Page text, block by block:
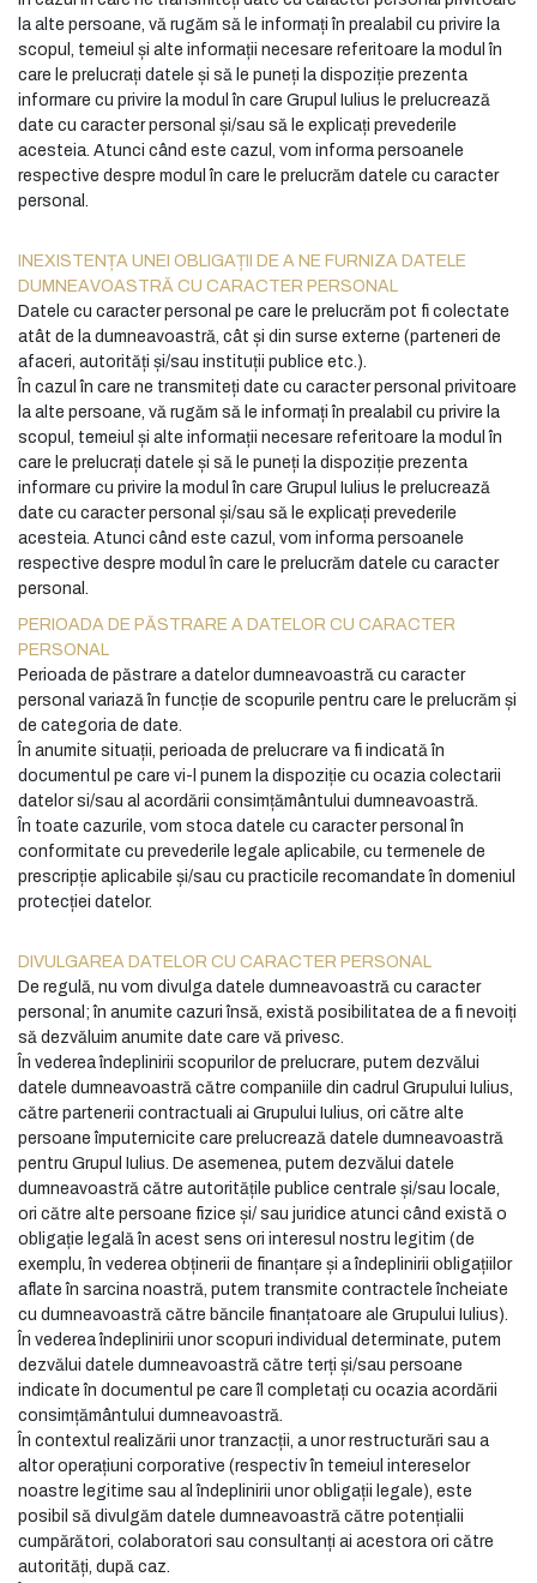
la alte persoane, vă rugăm să le informați în prealabil cu privire la
scopul, temeiul și alte informații necesare referitoare la modul în
care le prelucrați datele și să le puneți la dispoziție prezenta
informare cu privire la modul în care Grupul Iulius le prelucrează
date cu caracter personal și/sau să le explicați prevederile
acesteia. Atunci când este cazul, vom informa persoanele
respective despre modul în care le prelucrăm datele cu caracter
personal.
INEXISTENȚA UNEI OBLIGAȚII DE A NE FURNIZA DATELE
DUMNEAVOASTRĂ CU CARACTER PERSONAL
Datele cu caracter personal pe care le prelucrăm pot fi colectate
atât de la dumneavoastră, cât și din surse externe (parteneri de
afaceri, autorități și/sau instituții publice etc.).
În cazul în care ne transmiteți date cu caracter personal privitoare
la alte persoane, vă rugăm să le informați în prealabil cu privire la
scopul, temeiul și alte informații necesare referitoare la modul în
care le prelucrați datele și să le puneți la dispoziție prezenta
informare cu privire la modul în care Grupul Iulius le prelucrează
date cu caracter personal și/sau să le explicați prevederile
acesteia. Atunci când este cazul, vom informa persoanele
respective despre modul în care le prelucrăm datele cu caracter
personal.
PERIOADA DE PĂSTRARE A DATELOR CU CARACTER
PERSONAL
Perioada de păstrare a datelor dumneavoastră cu caracter
personal variază în funcție de scopurile pentru care le prelucrăm și
de categoria de date.
În anumite situații, perioada de prelucrare va fi indicată în
documentul pe care vi-l punem la dispoziție cu ocazia colectarii
datelor si/sau al acordării consimțământului dumneavoastră.
În toate cazurile, vom stoca datele cu caracter personal în
conformitate cu prevederile legale aplicabile, cu termenele de
prescripție aplicabile și/sau cu practicile recomandate în domeniul
protecției datelor.
DIVULGAREA DATELOR CU CARACTER PERSONAL
De regulă, nu vom divulga datele dumneavoastră cu caracter
personal; în anumite cazuri însă, există posibilitatea de a fi nevoiți
să dezvăluim anumite date care vă privesc.
În vederea îndeplinirii scopurilor de prelucrare, putem dezvălui
datele dumneavoastră către companiile din cadrul Grupului Iulius,
către partenerii contractuali ai Grupului Iulius, ori către alte
persoane împuternicite care prelucrează datele dumneavoastră
pentru Grupul Iulius. De asemenea, putem dezvălui datele
dumneavoastră către autoritățile publice centrale și/sau locale,
ori către alte persoane fizice și/ sau juridice atunci când există o
obligație legală în acest sens ori interesul nostru legitim (de
exemplu, în vederea obținerii de finanțare și a îndeplinirii obligațiilor
aflate în sarcina noastră, putem transmite contractele încheiate
cu dumneavoastră către băncile finanțatoare ale Grupului Iulius).
În vederea îndeplinirii unor scopuri individual determinate, putem
dezvălui datele dumneavoastră către terți și/sau persoane
indicate în documentul pe care îl completați cu ocazia acordării
consimțământului dumneavoastră.
În contextul realizării unor tranzacții, a unor restructurări sau a
altor operațiuni corporative (respectiv în temeiul intereselor
noastre legitime sau al îndeplinirii unor obligații legale), este
posibil să divulgăm datele dumneavoastră către potențialii
cumpărători, colaboratori sau consultanți ai acestora ori către
autorități, după caz.